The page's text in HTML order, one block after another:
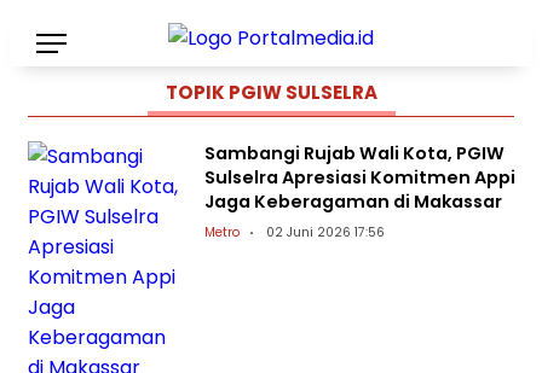
TOPIK PGIW SULSELRA
Sambangi Rujab Wali Kota, PGIW
Sulselra Apresiasi Komitmen Appi
Jaga Keberagaman di Makassar
Metro 02 Juni 2026 17:56